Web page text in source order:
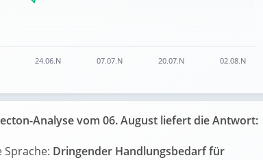
24.06.N 07.07.N 20.07.N 02.08.N
Analyse vom 06. August liefert die Antwort:
Sprache: Dringender Handlungsbedarf für